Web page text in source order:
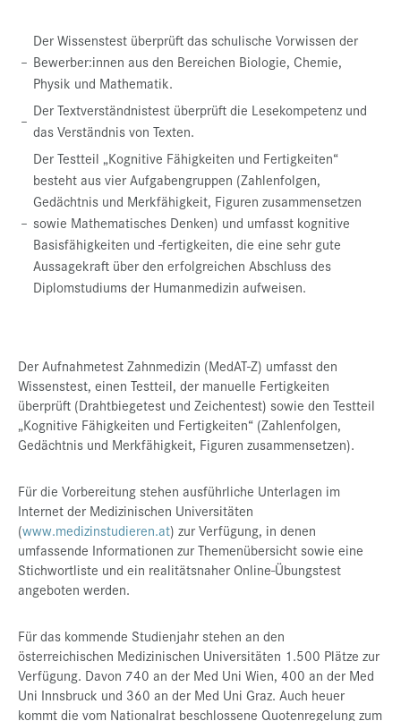
–
Der Wissenstest überprüft das schulische Vorwissen der
Bewerber:innen aus den Bereichen Biologie, Chemie,
Physik und Mathematik.
–
Der Textverständnistest überprüft die Lesekompetenz und
das Verständnis von Texten.
–
Der Testteil „Kognitive Fähigkeiten und Fertigkeiten“
besteht aus vier Aufgabengruppen (Zahlenfolgen,
Gedächtnis und Merkfähigkeit, Figuren zusammensetzen
sowie Mathematisches Denken) und umfasst kognitive
Basisfähigkeiten und -fertigkeiten, die eine sehr gute
Aussagekraft über den erfolgreichen Abschluss des
Diplomstudiums der Humanmedizin aufweisen.
Der Aufnahmetest Zahnmedizin (MedAT-Z) umfasst den
Wissenstest, einen Testteil, der manuelle Fertigkeiten
überprüft (Drahtbiegetest und Zeichentest) sowie den Testteil
„Kognitive Fähigkeiten und Fertigkeiten“ (Zahlenfolgen,
Gedächtnis und Merkfähigkeit, Figuren zusammensetzen).
Für die Vorbereitung stehen ausführliche Unterlagen im
Internet der Medizinischen Universitäten
(www.medizinstudieren.at) zur Verfügung, in denen
umfassende Informationen zur Themenübersicht sowie eine
Stichwortliste und ein realitätsnaher Online-Übungstest
angeboten werden.
Für das kommende Studienjahr stehen an den
österreichischen Medizinischen Universitäten 1.500 Plätze zur
Verfügung. Davon 740 an der Med Uni Wien, 400 an der Med
Uni Innsbruck und 360 an der Med Uni Graz. Auch heuer
kommt die vom Nationalrat beschlossene Quotenregelung zum